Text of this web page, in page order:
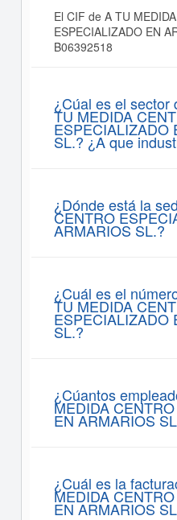
El CIF de A TU
ESPECIALIZADO EN
B06392518
¿Cúal es el sector
TU MEDIDA
ESPECIALIZADO
SL.? ¿A que
¿Dónde está la
CENTRO
ARMARIOS SL.?
¿Cuál es el
TU MEDIDA
ESPECIALIZADO
SL.?
¿Cúantos
MEDIDA
EN ARMARIOS
¿Cuál es la
MEDIDA
EN ARMARIOS